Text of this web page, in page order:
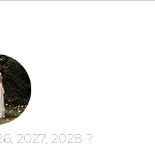
2027, 2028 ?